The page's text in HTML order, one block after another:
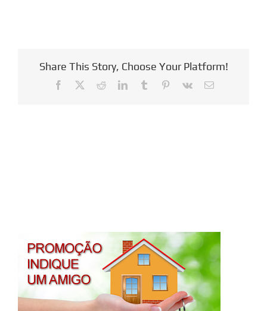
Share This Story, Choose Your Platform!
Facebook RedditLinkedInTumblr Pinterest
Vk
E-